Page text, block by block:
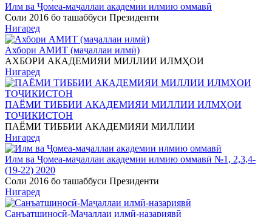
Илм ва Ҷомеа-маҷаллаи академии илмию оммавӣ
Соли 2016 бо ташаббуси Президенти
Нигаред
Ахбори АМИТ (маҷаллаи илмӣ)
АХБОРИ АКАДЕМИЯИ МИЛЛИИ ИЛМҲОИ
Нигаред
ПАЁМИ ТИББИИ АКАДЕМИЯИ МИЛЛИИ ИЛМҲОИ
ТОҶИКИСТОН
ПАЁМИ ТИББИИ АКАДЕМИЯИ МИЛЛИИ
Нигаред
Илм ва Ҷомеа-маҷаллаи академии илмию оммавӣ №1, 2,3,4-
(19-22) 2020
Соли 2016 бо ташаббуси Президенти
Нигаред
Санъатшиносӣ-Маҷаллаи илмӣ-назариявӣ